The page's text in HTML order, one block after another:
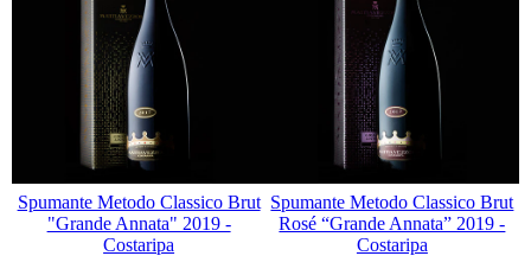
Spumante Metodo Classico Brut
"Grande Annata" 2019 -
Costaripa
Spumante Metodo Classico Brut
Rosé “Grande Annata” 2019 -
Costaripa